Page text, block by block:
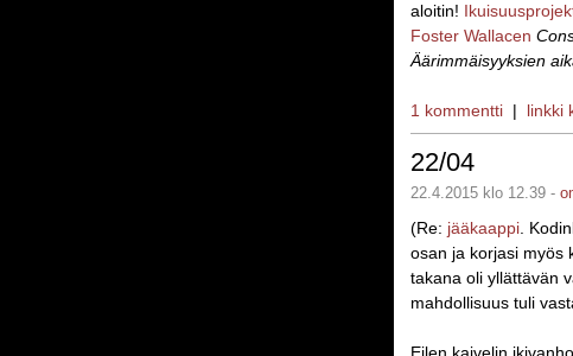
aloitin!
Foster Wallacen
Äärimmäisyyksien
1 kommentti | linkki
22/04
22.4.2015 klo 12.39 -
(Re: jääkaappi .
osan ja korjasi myös
takana oli yllättävän
mahdollisuus tuli